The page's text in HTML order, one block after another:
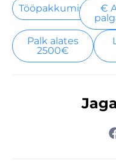
Tööpakkumised
€
Palk alates
2500€